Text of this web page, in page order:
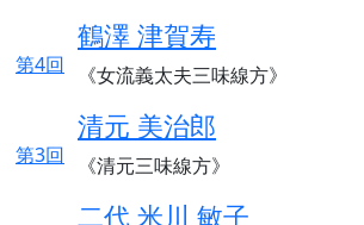
第4回
鶴澤 津賀寿
《女流義太夫三味線方》
第3回
清元 美治郎
《清元三味線方》
二代 米川 敏子